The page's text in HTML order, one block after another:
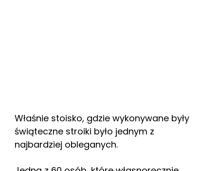
Właśnie stoisko, gdzie wykonywane były
świąteczne stroiki było jednym z
najbardziej obleganych.